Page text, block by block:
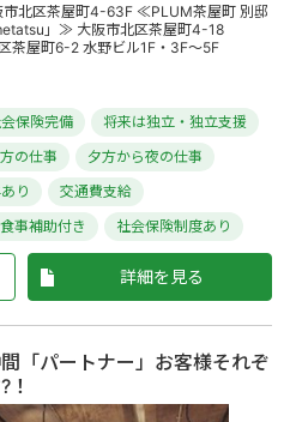
北区茶屋町4-63F ≪PLUM茶屋町 別邸
」≫ 大阪市北区茶屋町4-18
屋町6-2 水野ビル1F・3F～5F
保険完備
将来は独立・独立支援
の仕事
夕方から夜の仕事
り
交通費支給
事補助付き 社会保険制度あり
詳細を見る
「パートナー」お客様それぞ